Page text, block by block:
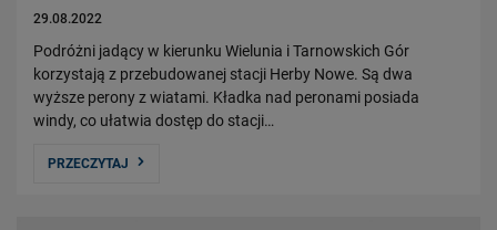
29.08.2022
Podróżni jadący w kierunku Wielunia i Tarnowskich Gór
korzystają z przebudowanej stacji Herby Nowe. Są dwa
wyższe perony z wiatami. Kładka nad peronami posiada
windy, co ułatwia dostęp do stacji…
PRZECZYTAJ
Raport roczny
Zrównoważony rozwój
Obserwuj nas